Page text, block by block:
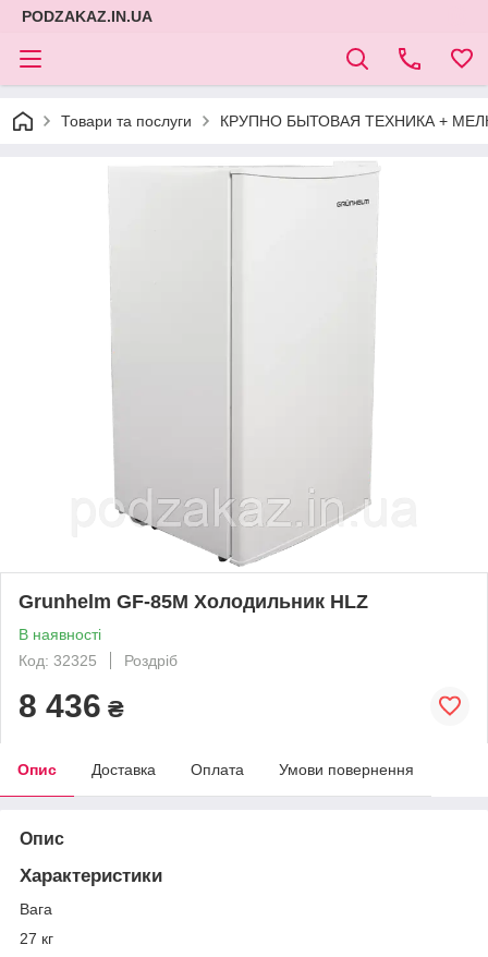
PODZAKAZ.IN.UA
Товари та послуги КРУПНО БЫТОВАЯ ТЕХНИКА +
Grunhelm GF-85M Холодильник HLZ
В наявності
Код: 32325
Роздріб
8 436 ₴
Опис Доставка Оплата Умови повернення
Опис
Характеристики
Вага
27 кг